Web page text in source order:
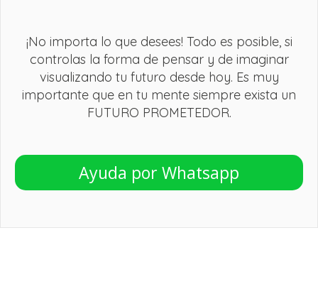
¡No importa lo que desees! Todo es posible, si
controlas la forma de pensar y de imaginar
visualizando tu futuro desde hoy. Es muy
importante que en tu mente siempre exista un
FUTURO PROMETEDOR.
Ayuda por Whatsapp